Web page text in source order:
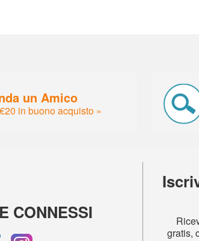
un Amico
in buono acquisto »
CONNESSI
gratis,